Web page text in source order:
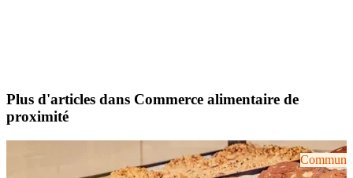
Plus d'articles dans Commerce alimentaire de
proximité